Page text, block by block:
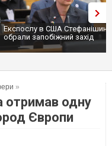
Експослу в США
обрали запобіжний захід
»
отримав одну
Європи